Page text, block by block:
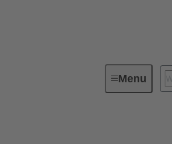
Menu